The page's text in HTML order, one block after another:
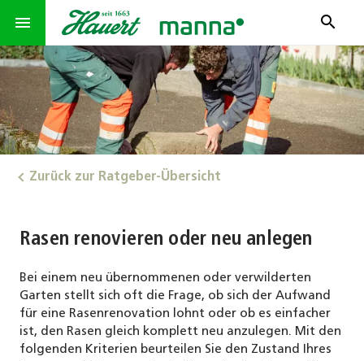
menu search
Zurück zur Ratgeber-Übersicht
Rasen renovieren oder neu anlegen
Bei einem neu übernommenen oder verwilderten
Garten stellt sich oft die Frage, ob sich der Aufwand
für eine Rasenrenovation lohnt oder ob es einfacher
ist, den Rasen gleich komplett neu anzulegen. Mit den
folgenden Kriterien beurteilen Sie den Zustand Ihres